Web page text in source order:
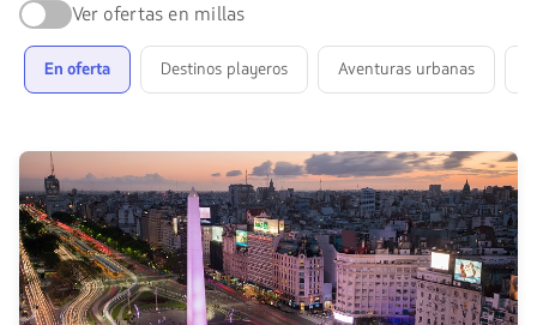
encuentra
ofertas
para
siguiente
destino
Ver ofertas en millas
En oferta Destinos playeros Aventuras urbanas